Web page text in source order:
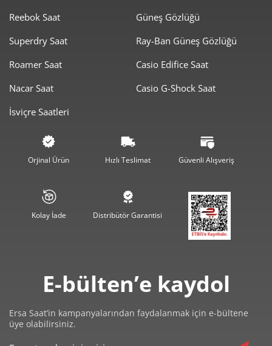
Reebok Saat
Superdry Saat
Roamer Saat
Nacar Saat
İsviçre Saatleri
Güneş Gözlüğü
Ray-Ban Güneş Gözlüğü
Casio Edifice Saat
Casio G-Shock Saat
Orjinal Ürün Hızlı Teslimat Güvenli Alışveriş
Kolay İade Distribütör Garantisi
E-bülten’e kaydol
Ersa Saat’in kampanyalarından faydalanmak için e-bültene
üye olabilirsiniz.